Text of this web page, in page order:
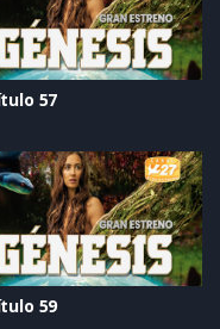
57
59